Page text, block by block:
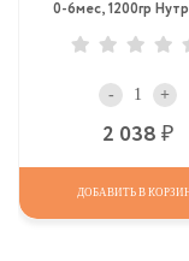
0-6мес, 1200гр
- +
2 038
ДОБАВИТЬ В